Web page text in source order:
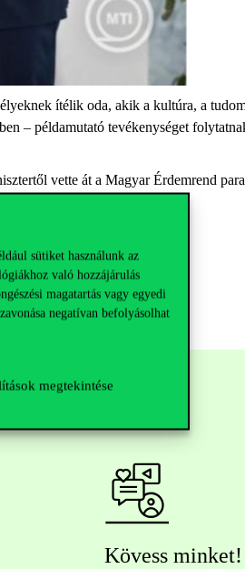
sütiket használunk az
való hozzájárulás
magatartás vagy egyedi
negatívan befolyásolhat
megtekintése
ítélik oda, akik a kultúra, a
– példamutató tevékenységet
vette át a Magyar Érdemrend
Kövess minket!